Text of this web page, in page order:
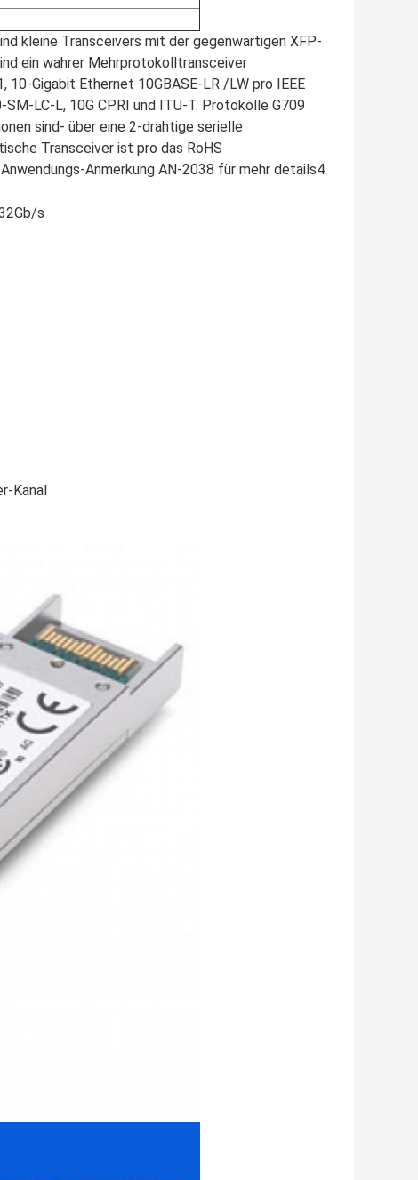
kleine Transceivers mit der gegenwärtigen XFP-
ein wahrer Mehrprotokolltransceiver
10-Gigabit Ethernet 10GBASE-LR /LW pro IEEE
LC-L, 10G CPRI und ITU-T. Protokolle G709
sind- über eine 2-drahtige serielle
Transceiver ist pro das RoHS
Anmerkung AN-2038 für mehr details4.
s
Kanal